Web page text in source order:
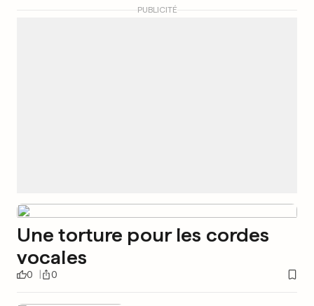
PUBLICITÉ
Une torture pour les cordes
vocales
0 0